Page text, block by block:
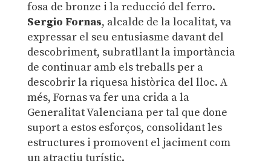
fosa de bronze i la reducció del ferro.
Sergio Fornas, alcalde de la localitat, va
expressar el seu entusiasme davant del
descobriment, subratllant la importància
de continuar amb els treballs per a
descobrir la riquesa històrica del lloc. A
més, Fornas va fer una crida a la
Generalitat Valenciana per tal que done
suport a estos esforços, consolidant les
estructures i promovent el jaciment com
un atractiu turístic.